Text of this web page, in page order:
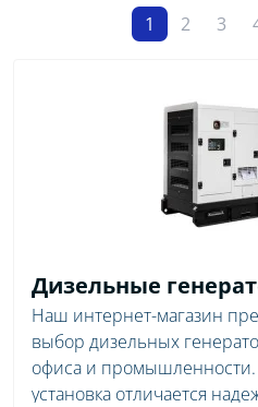
1 2 3
Дизельные
Наш интернет-магазин
выбор дизельных
офиса и промышленности.
установка отличается